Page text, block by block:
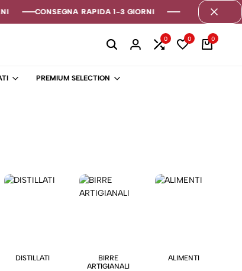
CONSEGNA RAPIDA 1-3 GIORNI
CONSEGNA RAPIDA 1-3 GIORNI
CONSEGNA RAPIDA 1-3 GIORNI
0 0 0
PREMIUM SELECTION
DISTILLATI
BIRRE
ARTIGIANALI
ALIMENTI